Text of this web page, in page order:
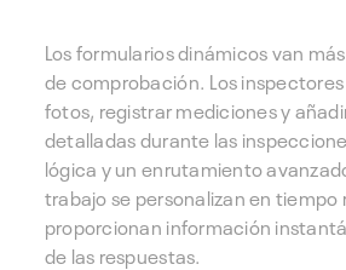
Los formularios dinámicos van
de comprobación. Los
fotos, registrar mediciones y
detalladas durante las
lógica y un enrutamiento
trabajo se personalizan en tiempo
proporcionan información
de las respuestas.